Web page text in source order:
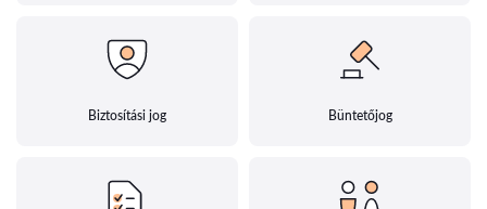
Biztosítási jog Büntetőjog